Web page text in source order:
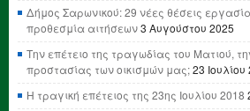
Δήμος Σαρωνικού: 29 νέες θέσεις
προθεσμία αιτήσεων3 Αυγούστου 2025
Την επέτειο της τραγωδίας του Ματιού,
προστασίας των οικισμών μας;23 Ιουλίου
Η τραγική επέτειος της 23ης Ιουλίου 2018